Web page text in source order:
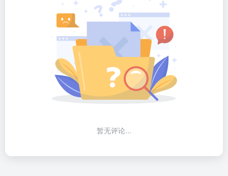
暂无评论...